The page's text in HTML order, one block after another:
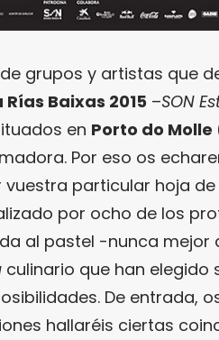
grupos y artistas que
Baixas 2015 –SON
en Porto do
Por eso os
particular hoja
por ocho de los
al pastel -nunca mejor
culinario que han elegido
De entrada,
hallaréis ciertas